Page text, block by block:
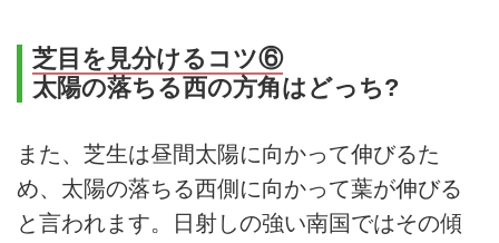
芝目を見分けるコツ⑥
太陽の落ちる西の方角はどっち?
また、芝生は昼間太陽に向かって伸びるた
め、太陽の落ちる西側に向かって葉が伸びる
と言われます。日射しの強い南国ではその傾